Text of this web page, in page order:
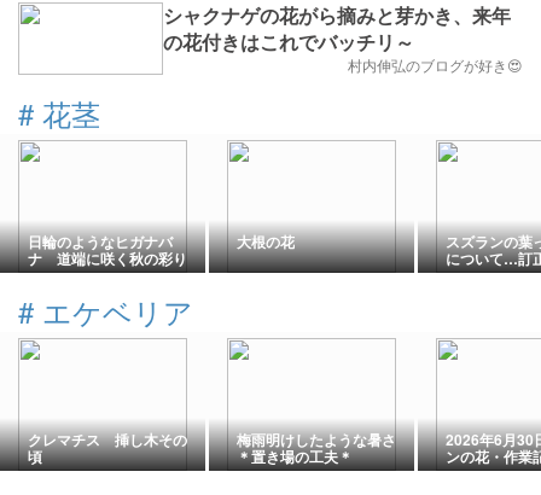
シャクナゲの花がら摘みと芽かき、来年
の花付きはこれでバッチリ～
村内伸弘のブログが好き😍
# 花茎
日輪のようなヒガナバ
ナ 道端に咲く秋の彩り
大根の花 スズランの葉
について…訂
# エケベリア
クレマチス 挿し木その
頃
梅雨明けしたような暑さ
＊置き場の工夫＊
2026年6月
ンの花・作業
ベリア